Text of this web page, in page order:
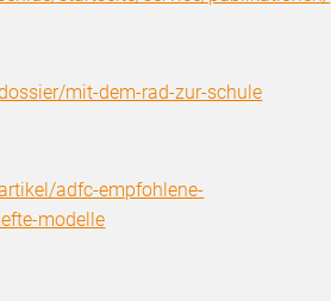
mit-dem-rad-zur-schule
adfc-empfohlene-
modelle